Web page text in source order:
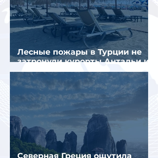
Лесные пожары в Турции не
затронули курорты Антальи и
Муглы
Северная Греция ощутила